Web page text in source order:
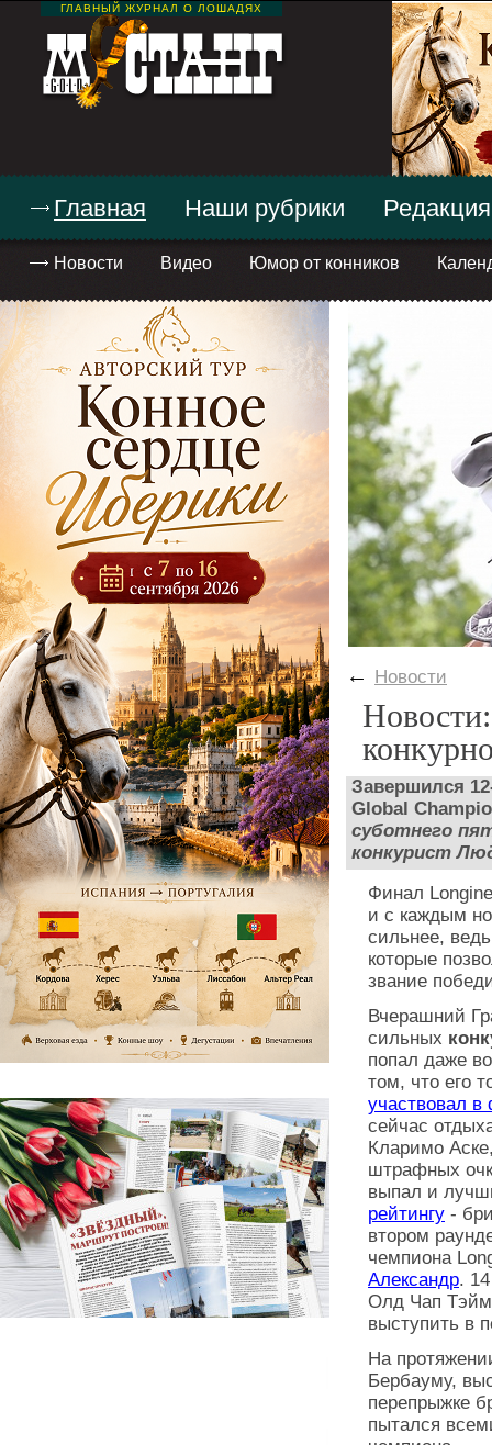
ГЛАВНЫЙ ЖУРНАЛ О ЛОШАДЯХ
Главная
Новости Видео Юмор от конников
Наши рубрики Редакция
← Новости
Завершился
Global
суботнего
конкурист
Финал
и с каждым
сильнее,
которые
звание
Вчерашний
сильных
попал даже
том, что его
участвовал
сейчас
Кларимо
штрафных
выпал и
рейтингу -
втором
чемпиона
Александр.
Олд Чап
выступить в
На
Бербауму,
перепрыжке
пытался